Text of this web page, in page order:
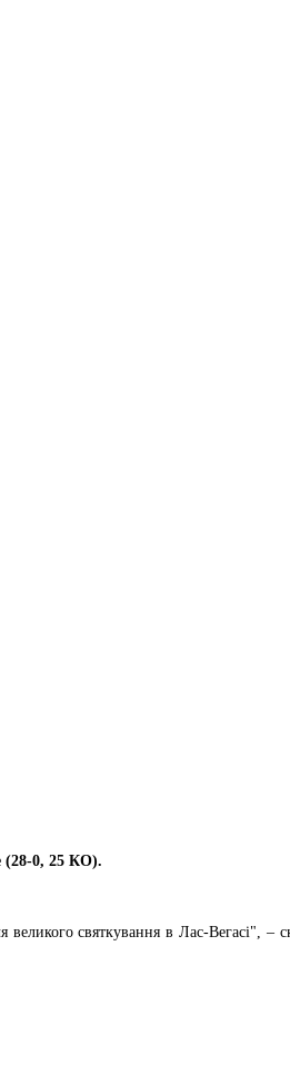
(28-0, 25 КО).
святкування в Лас-Вегасі", –